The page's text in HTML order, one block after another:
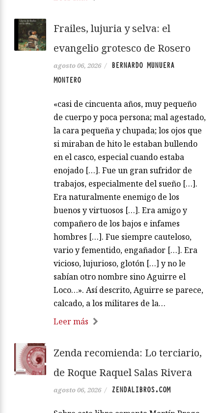
Frailes, lujuria y selva: el
evangelio grotesco de Rosero
agosto 06, 2026 /
BERNARDO MUNUERA
MONTERO
«casi de cincuenta años, muy pequeño
de cuerpo y poca persona; mal agestado,
la cara pequeña y chupada; los ojos que
si miraban de hito le estaban bullendo
en el casco, especial cuando estaba
enojado […]. Fue un gran sufridor de
trabajos, especialmente del sueño […].
Era naturalmente enemigo de los
buenos y virtuosos […]. Era amigo y
compañero de los bajos e infames
hombres […]. Fue siempre cauteloso,
vario y fementido, engañador […]. Era
vicioso, lujurioso, glotón […] y no le
sabían otro nombre sino Aguirre el
Loco…». Así descrito, Aguirre se parece,
calcado, a los militares de la…
Leer más
Zenda recomienda: Lo terciario,
de Roque Raquel Salas Rivera
agosto 06, 2026 / ZENDALIBROS.COM